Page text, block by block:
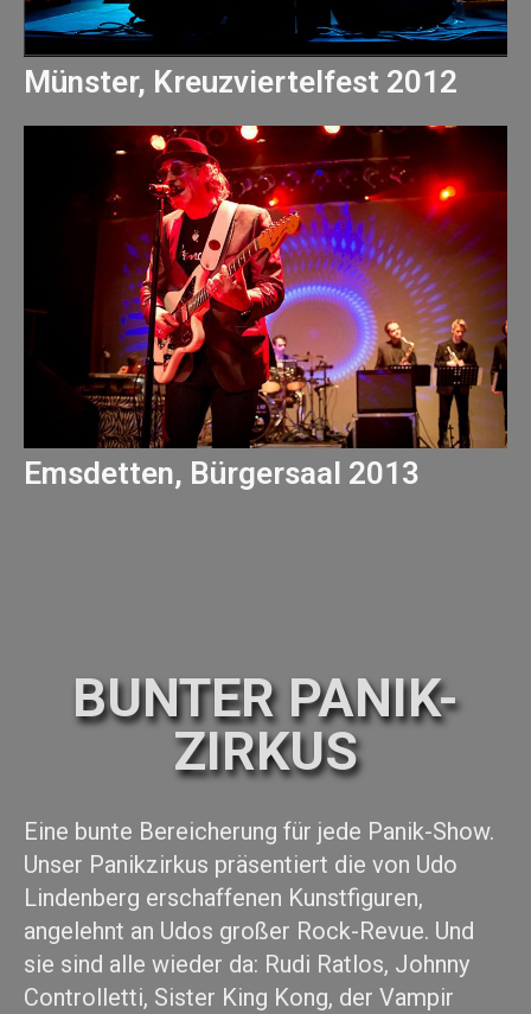
Münster, Kreuzviertelfest 2012
Emsdetten, Bürgersaal 2013
BUNTER PANIK-
ZIRKUS
Eine bunte Bereicherung für jede Panik-Show.
Unser Panikzirkus präsentiert die von Udo
Lindenberg erschaffenen Kunstfiguren,
angelehnt an Udos großer Rock-Revue. Und
sie sind alle wieder da: Rudi Ratlos, Johnny
Controlletti, Sister King Kong, der Vampir